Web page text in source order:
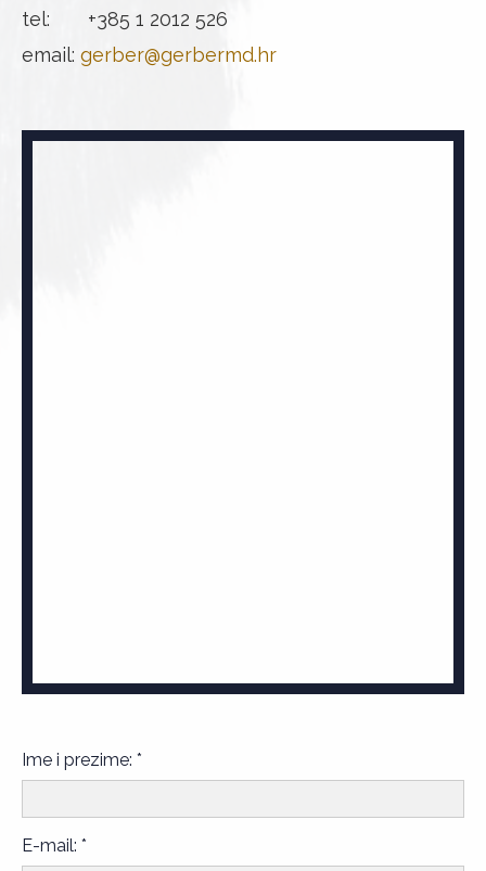
tel: +385 1 2012 526
email: gerber@gerbermd.hr
Ime i prezime: *
E-mail: *